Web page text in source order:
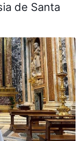
de Santa